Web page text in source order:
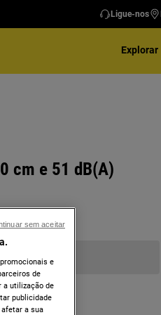
Ligue-nos
Explorar
cm e 51 dB(A)
e
de
a utilização de
publicidade
afetar a sua
sem aceitar